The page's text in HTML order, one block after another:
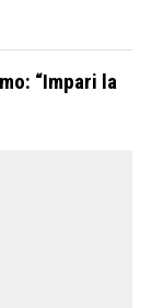
“Impari la